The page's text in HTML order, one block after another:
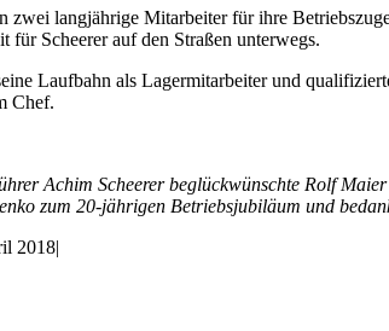
zwei langjährige Mitarbeiter für ihre
für Scheerer auf den Straßen unterwegs.
Laufbahn als Lagermitarbeiter und
Chef.
Achim Scheerer beglückwünschte Rolf
zum 20-jährigen Betriebsjubiläum und
2018|